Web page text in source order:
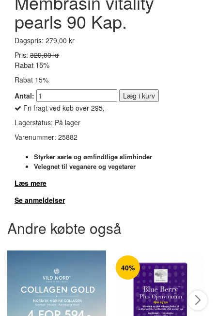
pearls 90 Kap.
Dagspris: 279,00 kr
Pris: 329,00 kr
Rabat 15%
Rabat 15%
Antal:
Læg i kurv
Fri fragt ved køb over 295,-
Lagerstatus: På lager
Varenummer: 25882
Styrker sarte og ømfindtlige slimhinder
Velegnet til veganere og vegetarer
Læs mere
Se anmeldelser
Andre købte også
40%